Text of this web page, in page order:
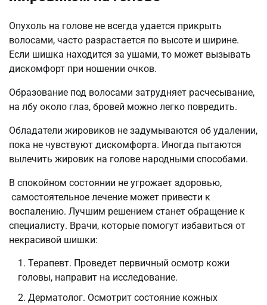
Опухоль на голове не всегда удается прикрыть
волосами, часто разрастается по высоте и ширине.
Если шишка находится за ушами, то может вызывать
дискомфорт при ношении очков.
Образование под волосами затрудняет расчесывание,
на лбу около глаз, бровей можно легко повредить.
Обладатели жировиков не задумываются об удалении,
пока не чувствуют дискомфорта. Иногда пытаются
вылечить жировик на голове народными способами.
В спокойном состоянии не угрожает здоровью,
самостоятельное лечение может привести к
воспалению. Лучшим решением станет обращение к
специалисту. Врачи, которые помогут избавиться от
некрасивой шишки:
Терапевт. Проведет первичный осмотр кожи
головы, направит на исследование.
Дерматолог. Осмотрит состояние кожных